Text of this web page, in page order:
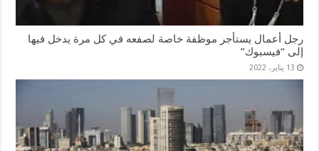
رجل أعمال يستأجر موظفة خاصة لصفعه في كل مرة يدخل فيها
إلى “فيسبوك”
13 يناير، 2022